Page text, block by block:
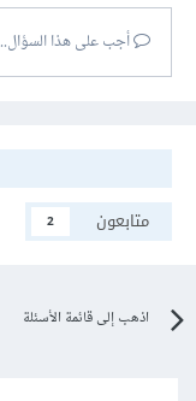
أجب على هذا السؤال...
متابعون
2
اذهب إلى قائمة الأسئلة